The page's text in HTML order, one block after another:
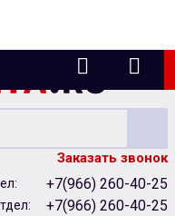
Заказать звонок
+7(966) 260-40-25
+7(966) 260-40-25